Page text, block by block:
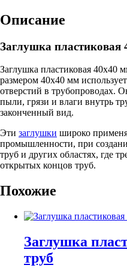
для
труб
Описание
Заглушка пластиковая
Заглушка пластиковая 40х40
размером 40х40 мм
отверстий в трубопроводах.
пыли, грязи и влаги внутрь
законченный вид.
Эти заглушки широко
промышленности, при
труб и других областях, где
открытых концов труб.
Похожие
Заглушка
труб